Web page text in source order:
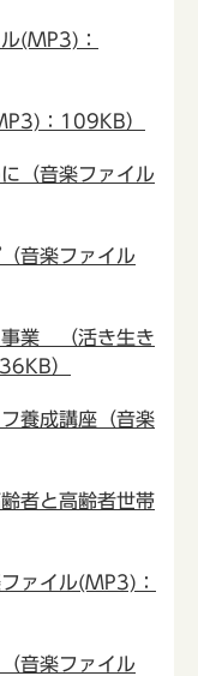
(MP3)：
：109KB）
（音楽ファイル
音楽ファイル
事業 （活き生き
）
養成講座（音楽
者と高齢者世帯
ァイル(MP3)：
音楽ファイル